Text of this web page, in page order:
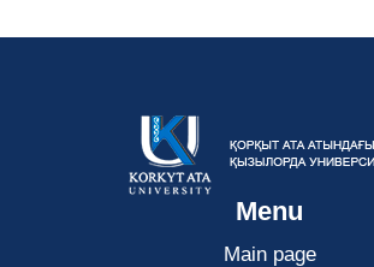
Menu
Main page